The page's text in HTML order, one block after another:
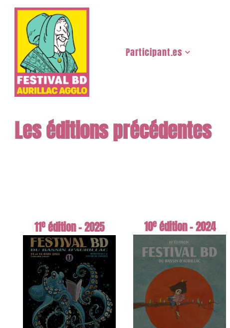
Participant.es
Les éditions précédentes
11e édition - 2025 10eédition - 2024